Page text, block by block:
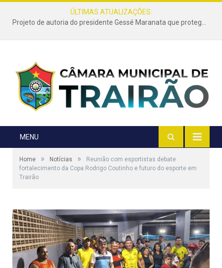
ÚLTIMAS ATUALIZAÇÕES:
Projeto de autoria do presidente Gessé Maranata que protege as estradas vicinais de Trairão é transformado em lei
MENU
Home » Notícias »
Reunião com esportistas debate
fortalecimento da Copa Rodrigo Coutinho e futuro do esporte em
Trairão